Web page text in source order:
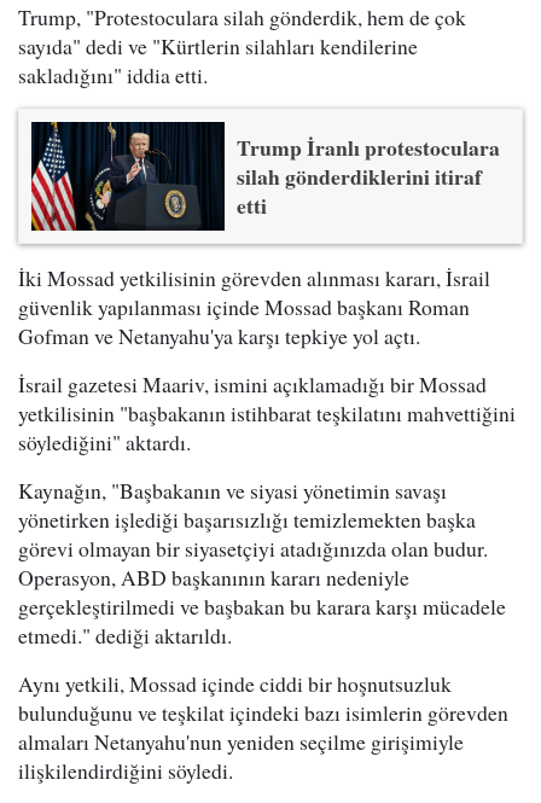
Trump, "Protestoculara silah gönderdik, hem de çok
sayıda" dedi ve "Kürtlerin silahları kendilerine
sakladığını" iddia etti.
Trump İranlı protestoculara
silah gönderdiklerini itiraf
etti
İki Mossad yetkilisinin görevden alınması kararı, İsrail
güvenlik yapılanması içinde Mossad başkanı Roman
Gofman ve Netanyahu'ya karşı tepkiye yol açtı.
İsrail gazetesi Maariv, ismini açıklamadığı bir Mossad
yetkilisinin "başbakanın istihbarat teşkilatını mahvettiğini
söylediğini" aktardı.
Kaynağın, "Başbakanın ve siyasi yönetimin savaşı
yönetirken işlediği başarısızlığı temizlemekten başka
görevi olmayan bir siyasetçiyi atadığınızda olan budur.
Operasyon, ABD başkanının kararı nedeniyle
gerçekleştirilmedi ve başbakan bu karara karşı mücadele
etmedi." dediği aktarıldı.
Aynı yetkili, Mossad içinde ciddi bir hoşnutsuzluk
bulunduğunu ve teşkilat içindeki bazı isimlerin görevden
almaları Netanyahu'nun yeniden seçilme girişimiyle
ilişkilendirdiğini söyledi.